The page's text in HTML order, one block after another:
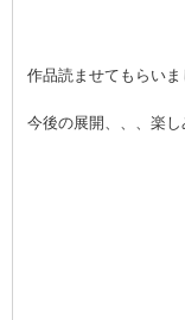
作品読ませてもらいま
今後の展開、、、楽